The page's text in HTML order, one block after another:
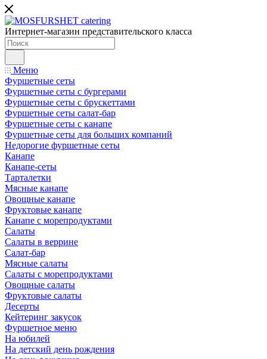
Интернет-магазин представительского класса
Меню
Фуршетные сеты
Фуршетные сеты с бургерами
Фуршетные сеты с брускеттами
Фуршетные сеты салат-бар
Фуршетные сеты с канапе
Фуршетные сеты для больших компаний
Недорогие фуршетные сеты
Канапе
Канапе-сеты
Тарталетки
Мясные канапе
Овощные канапе
Фруктовые канапе
Канапе с морепродуктами
Салаты
Салаты в веррине
Салат-бар
Мясные салаты
Салаты с морепродуктами
Овощные салаты
Фруктовые салаты
Десерты
Кейтеринг закусок
Фуршетное меню
На юбилей
На детский день рождения